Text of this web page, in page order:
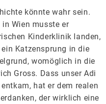
könnte wahr sein.
Wien musste er
Kinderklinik landen,
Katzensprung in die
womöglich in die
Gross. Dass unser Adi
hat er dem realen
der wirklich eine